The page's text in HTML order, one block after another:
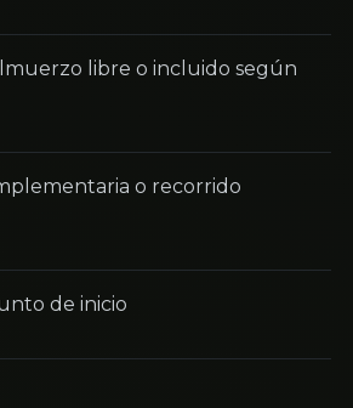
libre o incluido según
o recorrido
de inicio